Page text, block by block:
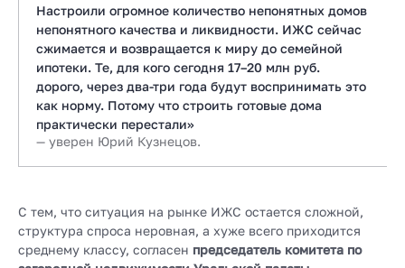
Настроили огромное количество непонятных домов
непонятного качества и ликвидности. ИЖС сейчас
сжимается и возвращается к миру до семейной
ипотеки. Те, для кого сегодня 17–20 млн руб.
дорого, через два-три года будут воспринимать это
как норму. Потому что строить готовые дома
практически перестали»
— уверен Юрий Кузнецов.
С тем, что ситуация на рынке ИЖС остается сложной,
структура спроса неровная, а хуже всего приходится
среднему классу, согласен председатель комитета по